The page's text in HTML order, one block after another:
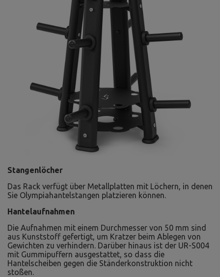
Stangenlöcher
Das Rack verfügt über Metallplatten mit Löchern, in denen
Sie Olympiahantelstangen platzieren können.
Hantelaufnahmen
Die Aufnahmen mit einem Durchmesser von 50 mm sind
aus Kunststoff gefertigt, um Kratzer beim Ablegen von
Gewichten zu verhindern. Darüber hinaus ist der UR-S004
mit Gummipuffern ausgestattet, so dass die
Hantelscheiben gegen die Ständerkonstruktion nicht
stoßen.